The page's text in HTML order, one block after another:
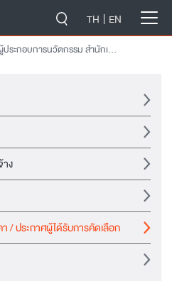
TH EN
กอบการนวัตกรรม สำนักเคเอกซ์
ง
/ ประกาศผู้ได้รับการคัดเลือก